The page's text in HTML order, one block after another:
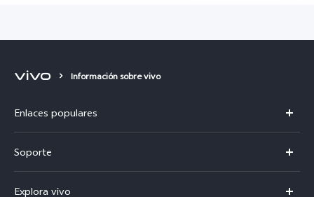
Información sobre vivo
Enlaces populares
Soporte
Explora vivo